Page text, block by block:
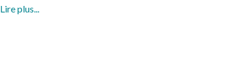
Lire plus...